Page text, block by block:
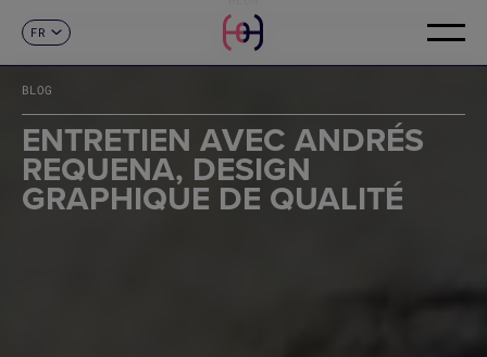
EN
FR
DE
IT
PT
CONTACT
BLOG
ENTRETIEN AVEC ANDRÉS
REQUENA, DESIGN
GRAPHIQUE DE QUALITÉ